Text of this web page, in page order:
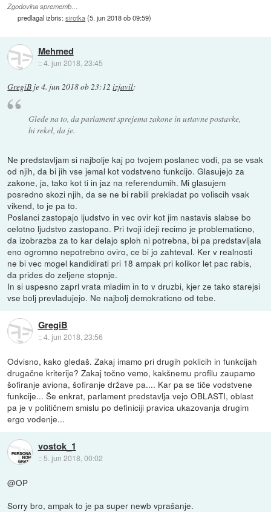
Zgodovina sprememb…
predlagal izbris:sirotka(5. jun 2018 ob 09:59)
Mehmed
::4. jun 2018, 23:45
GregiB je4. jun 2018 ob 23:12 izjavil:
Glede na to, da parlament sprejema zakone in ustavne postavke,
bi rekel, da je.
Ne predstavljam si najbolje kaj po tvojem poslanec vodi, pa se vsak
od njih, da bi jih vse jemal kot vodstveno funkcijo. Glasujejo za
zakone, ja, tako kot ti in jaz na referendumih. Mi glasujem
posredno skozi njih, da se ne bi rabili prekladat po voliscih vsak
vikend, to je pa to.
Poslanci zastopajo ljudstvo in vec ovir kot jim nastavis slabse bo
celotno ljudstvo zastopano. Pri tvoji ideji recimo je problematicno,
da izobrazba za to kar delajo sploh ni potrebna, bi pa predstavljala
eno ogromno nepotrebno oviro, ce bi jo zahteval. Ker v realnosti
ne bi vec mogel kandidirati pri 18 ampak pri kolikor let pac rabis,
da prides do zeljene stopnje.
In si uspesno zaprl vrata mladim in to v druzbi, kjer ze tako starejsi
vse bolj prevladujejo. Ne najbolj demokraticno od tebe.
GregiB
::4. jun 2018, 23:56
Odvisno, kako gledaš. Zakaj imamo pri drugih poklicih in funkcijah
drugačne kriterije? Zakaj točno vemo, kakšnemu profilu zaupamo
šofiranje aviona, šofiranje države pa.... Kar pa se tiče vodstvene
funkcije... Še enkrat, parlament predstavlja vejo OBLASTI, oblast
pa je v političnem smislu po definiciji pravica ukazovanja drugim
ergo vodenje...
vostok_1
:: 5. jun 2018, 00:02
@OP
Sorry bro, ampak to je pa super newb vprašanje.